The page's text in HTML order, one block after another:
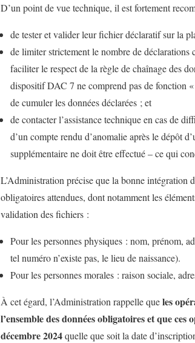
D’un point de vue technique, il est fortement
de tester et valider leur fichier déclaratif sur la
de limiter strictement le nombre de déclarations
faciliter le respect de la règle de chaînage des
dispositif DAC 7 ne comprend pas de fonction
de cumuler les données déclarées ; et
de contacter l’assistance technique en cas de
d’un compte rendu d’anomalie après le dépôt
supplémentaire ne doit être effectué – ce qui
L’Administration précise que la bonne intégration
obligatoires attendues, dont notamment les
validation des fichiers :
Pour les personnes physiques : nom, prénom,
tel numéro n’existe pas, le lieu de naissance).
Pour les personnes morales : raison sociale,
À cet égard, l’Administration rappelle queles
l’ensemble des données obligatoires et que
décembre 2024quelle que soit la date